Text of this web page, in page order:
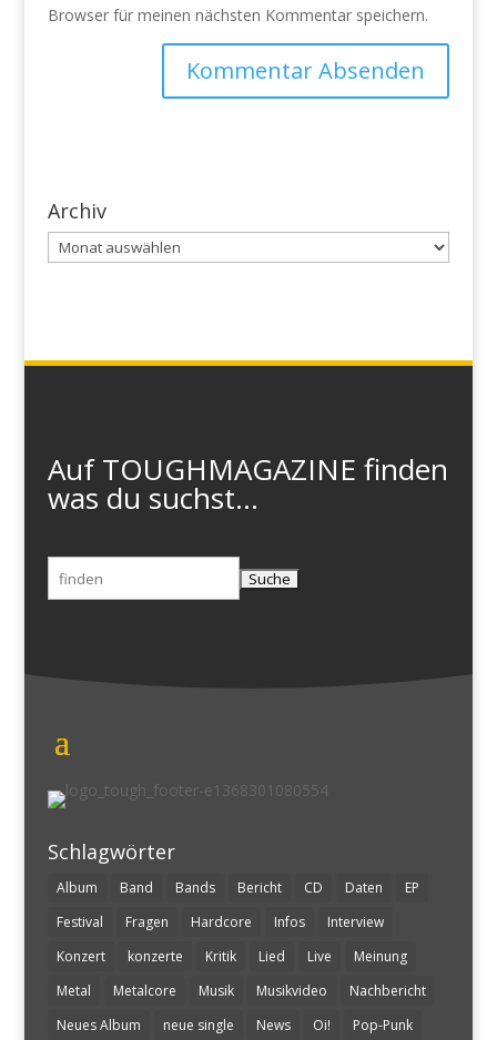
Browser für meinen nächsten Kommentar speichern.
Archiv
Archiv
Auf TOUGHMAGAZINE finden
was du suchst...
Suchen
nach:
Schlagwörter
Album Band Bands Bericht CD Daten
EP
Festival
Fragen Hardcore Infos
Interview
Konzert
konzerte Kritik Lied Live
Meinung
Metal
Metalcore Musik Musikvideo
Nachbericht
Neues Album
neue single News Oi! Pop-Punk